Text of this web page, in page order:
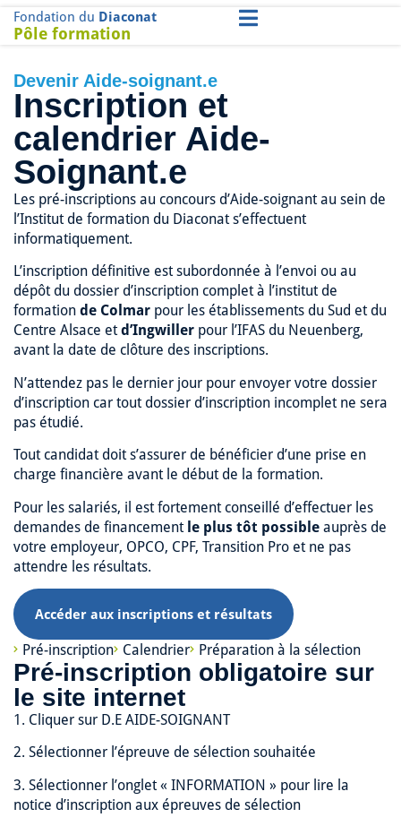
Fondation du Diaconat
Pôle formation
Devenir Aide-soignant.e
Inscription et
calendrier Aide-
Soignant.e
Les pré-inscriptions au concours d’Aide-soignant au sein de
l’Institut de formation du Diaconat s’effectuent
informatiquement.
L’inscription définitive est subordonnée à l’envoi ou au
dépôt du dossier d’inscription complet à l’institut de
formationde Colmar pour les établissements du Sud et du
Centre Alsace etd’Ingwiller pour l’IFAS du Neuenberg,
avant la date de clôture des inscriptions.
N’attendez pas le dernier jour pour envoyer votre dossier
d’inscription car tout dossier d’inscription incomplet ne sera
pas étudié.
Tout candidat doit s’assurer de bénéficier d’une prise en
charge financière avant le début de la formation.
Pour les salariés, il est fortement conseillé d’effectuer les
demandes de financement le plus tôt possibleauprès de
votre employeur, OPCO, CPF, Transition Pro et ne pas
attendre les résultats.
Accéder aux inscriptions et résultats
Pré-inscription Calendrier Préparation à la sélection
Pré-inscription obligatoire sur
le site internet
1. Cliquer sur D.E AIDE-SOIGNANT
2. Sélectionner l’épreuve de sélection souhaitée
3. Sélectionner l’onglet « INFORMATION » pour lire la
notice d’inscription aux épreuves de sélection